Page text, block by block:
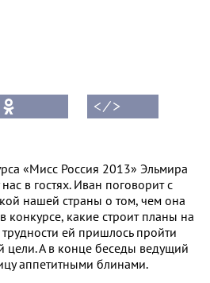
< ⁄ >
«Мисс Россия 2013» Эльмира
в гостях. Иван поговорит с
нашей страны о том, чем она
конкурсе, какие строит планы на
ей пришлось пройти
цели. А в конце беседы ведущий
аппетитными блинами.